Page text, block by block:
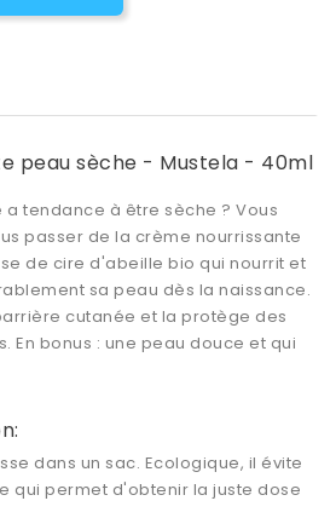
peau sèche - Mustela - 40ml
tendance à être sèche ? Vous
passer de la crème nourrissante
de cire d'abeille bio qui nourrit et
sa peau dès la naissance.
cutanée et la protège des
En bonus : une peau douce et qui
dans un sac. Ecologique, il évite
qui permet d'obtenir la juste dose